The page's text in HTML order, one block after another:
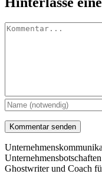
Mail
Kommentar
Ghostwriter und Coach